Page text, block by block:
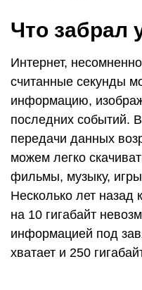
Что забрал
Интернет,
считанные секунды
информацию,
последних событий.
передачи данных
можем легко
фильмы, музыку,
Несколько лет назад
на 10 гигабайт
информацией под
хватает и 250